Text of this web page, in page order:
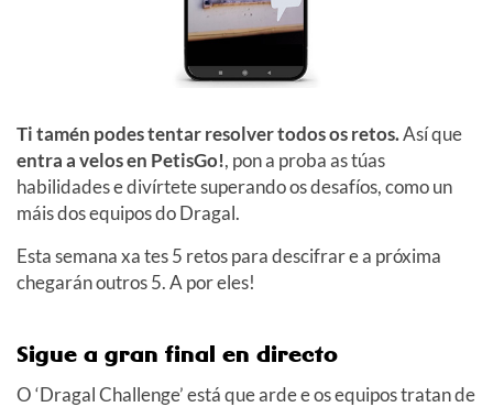
Ti tamén podes tentar resolver todos os retos.Así que
entra a velos en PetisGo!, pon a proba as túas
habilidades e divírtete superando os desafíos, como un
máis dos equipos do Dragal.
Esta semana xa tes 5 retos para descifrar e a próxima
chegarán outros 5. A por eles!
Sigue a gran final en directo
O ‘Dragal Challenge’ está que arde e os equipos tratan de